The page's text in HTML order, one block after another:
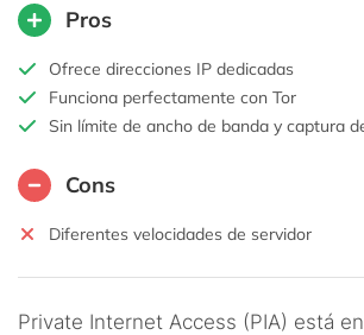
Pros
Ofrece direcciones IP dedicadas
Funciona perfectamente con Tor
Sin límite de ancho de banda y captura
Cons
Diferentes velocidades de servidor
Private Internet Access (PIA) está